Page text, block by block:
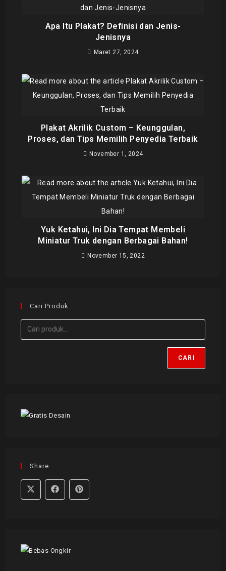
Apa Itu Plakat? Definisi dan Jenis-
Jenisnya
Maret 27, 2024
Plakat Akrilik Custom – Keunggulan,
Proses, dan Tips Memilih Penyedia Terbaik
November 1, 2024
Yuk Ketahui, Ini Dia Tempat Membeli
Miniatur Truk dengan Berbagai Bahan!
November 15, 2022
Cari Produk
CARI
Share